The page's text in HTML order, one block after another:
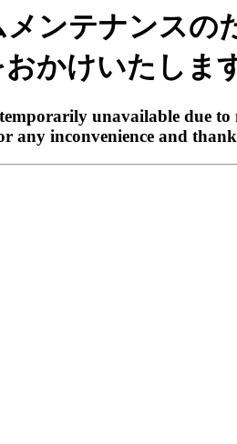
ンテナンスの
かけいたしま
unavailable due to
any inconvenience and